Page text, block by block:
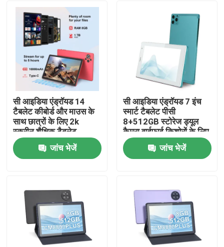
वीडियो
हमारे बारे में
फैक्टरी यात्रा
गुणवत्ता नियंत्रण
समाचार
एक बोली का अनुरोध
सी आइडिया एंड्रॉयड 14
टैबलेट कीबोर्ड और माउस के
साथ छात्रों के लिए 2k
स्क्रीन शैक्षिक टैबलेट
CM10500 प्लस लाल
जांच भेजें
सी आइडिया एंड्रॉयड 7 इंच
स्मार्ट टैबलेट पीसी
8+512GB स्टोरेज ड्यूल
कैमरा वाईफाई किशोरों के लिए
केस के साथ सीखने/पढ़ने
CM513
जांच भेजें